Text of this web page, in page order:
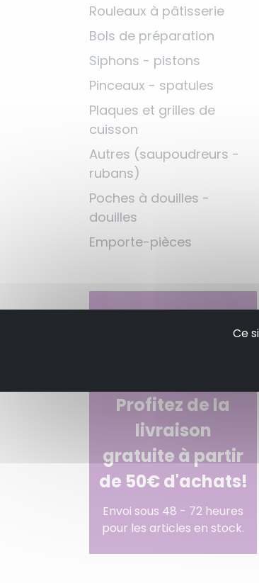
Rouleaux à pâtisserie
Bols de préparation
Siphons - pistons
Pinceaux - spatules
Plaques et grilles de
cuisson
Autres (saupoudreurs -
rubans)
Poches à douilles -
douilles
Emporte-pièces
Profitez de la
livraison
gratuite à partir
de 50€ d'achats!
Envoi sous 48 - 72 heures
pour les articles en stock.
Ce